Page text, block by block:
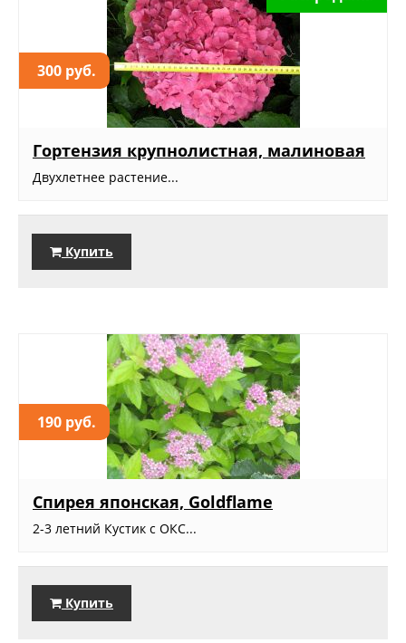
300 руб.
Гортензия крупнолистная, малиновая
Двухлетнее растение...
Купить
190 руб.
Спирея японская, Goldflame
2-3 летний Кустик с ОКС...
Купить